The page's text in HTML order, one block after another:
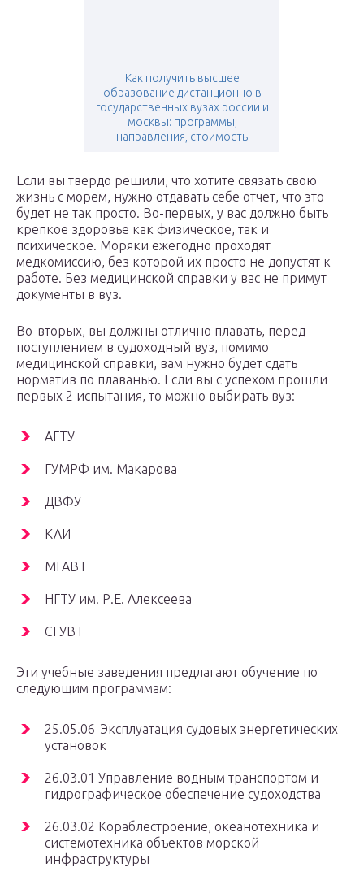
Как получить высшее
образование дистанционно в
государственных вузах россии и
москвы: программы,
направления, стоимость
Если вы твердо решили, что хотите связать свою
жизнь с морем, нужно отдавать себе отчет, что это
будет не так просто. Во-первых, у вас должно быть
крепкое здоровье как физическое, так и
психическое. Моряки ежегодно проходят
медкомиссию, без которой их просто не допустят к
работе. Без медицинской справки у вас не примут
документы в вуз.
Во-вторых, вы должны отлично плавать, перед
поступлением в судоходный вуз, помимо
медицинской справки, вам нужно будет сдать
норматив по плаванью. Если вы с успехом прошли
первых 2 испытания, то можно выбирать вуз:
АГТУ
ГУМРФ им. Макарова
ДВФУ
КАИ
МГАВТ
НГТУ им. Р.Е. Алексеева
СГУВТ
Эти учебные заведения предлагают обучение по
следующим программам:
25.05.06 Эксплуатация судовых энергетических
установок
26.03.01 Управление водным транспортом и
гидрографическое обеспечение судоходства
26.03.02 Кораблестроение, океанотехника и
системотехника объектов морской
инфраструктуры